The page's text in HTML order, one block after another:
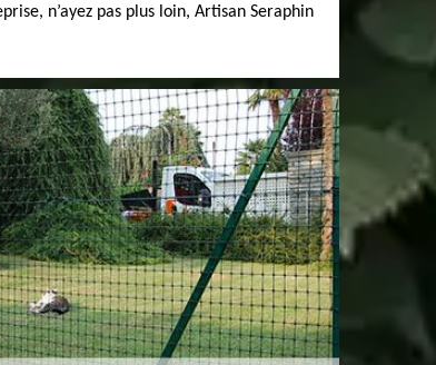
n’ayez pas plus loin, Artisan Seraphin